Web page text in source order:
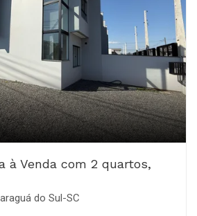
à Venda com 2 quartos,
do Sul-SC